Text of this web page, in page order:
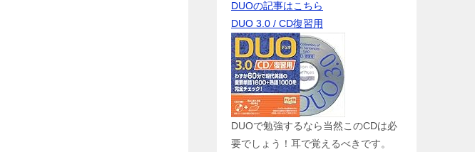
DUOの記事はこちら
DUO 3.0 / CD復習用
DUOで勉強するなら当然このCDは必
要でしょう！耳で覚えるべきです。